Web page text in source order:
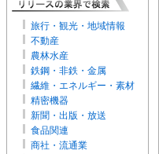
旅行・観光・地域情報
不動産
農林水産
鉄鋼・非鉄・金属
繊維・エネルギー・素材
精密機器
新聞・出版・放送
食品関連
商社・流通業